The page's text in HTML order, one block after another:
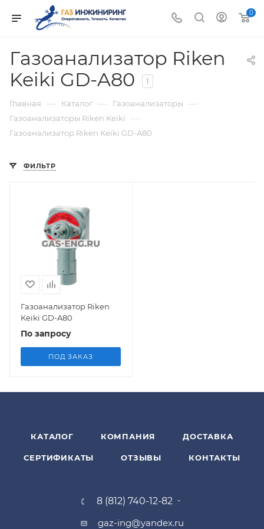
0
Газоанализатор Riken
Keiki GD-A80
1
Главная — Каталог — Газоанализаторы —
Газоанализаторы Riken Keiki —
Газоанализатор Riken Keiki GD-A80
ФИЛЬТР
Газоанализатор Riken
Keiki GD-A80
По запросу
ПОД ЗАКАЗ
КАТАЛОГ КОМПАНИЯ ДОСТАВКА
СЕРТИФИКАТЫ ОТЗЫВЫ КОНТАКТЫ
8 (812) 740-12-82
gaz-ing@yandex.ru